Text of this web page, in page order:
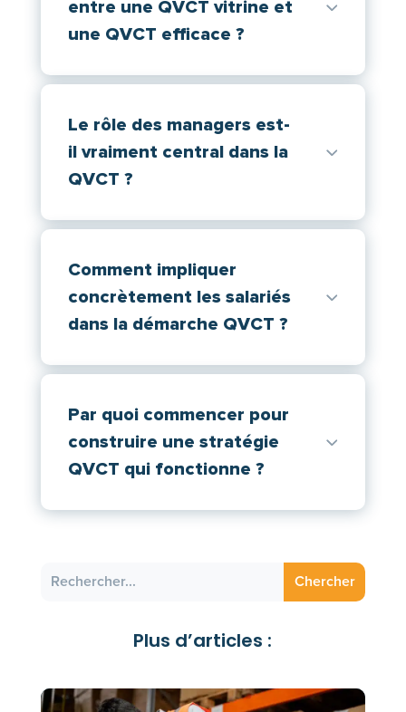
entre une QVCT vitrine et
une QVCT efficace ?
Le rôle des managers est-
il vraiment central dans la
QVCT ?
Comment impliquer
concrètement les salariés
dans la démarche QVCT ?
Par quoi commencer pour
construire une stratégie
QVCT qui fonctionne ?
Plus d’articles :